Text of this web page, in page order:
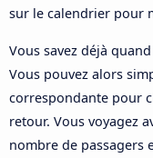
sur le calendrier pour
Vous savez déjà
Vous pouvez alors
correspondante pour
retour. Vous voyagez
nombre de passagers